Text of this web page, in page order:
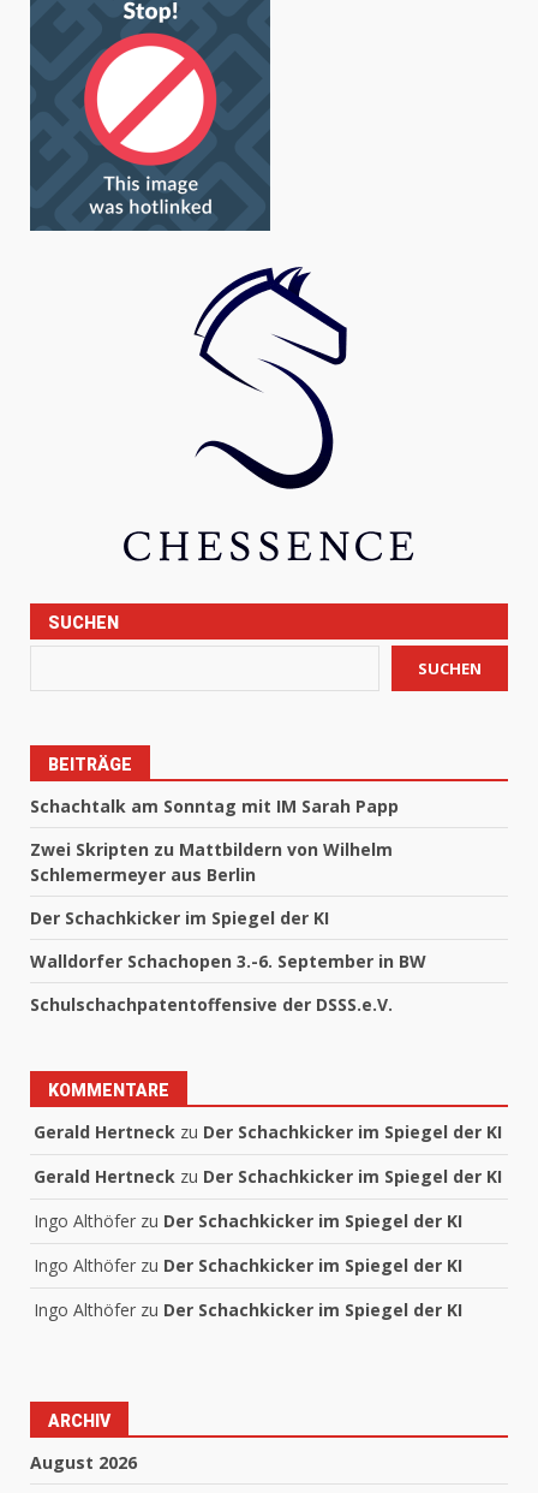
SUCHEN
SUCHEN
BEITRÄGE
Schachtalk am Sonntag mit IM Sarah Papp
Zwei Skripten zu Mattbildern von Wilhelm
Schlemermeyer aus Berlin
Der Schachkicker im Spiegel der KI
Walldorfer Schachopen 3.-6. September in BW
Schulschachpatentoffensive der DSSS.e.V.
KOMMENTARE
Gerald Hertneck zu Der Schachkicker im Spiegel der KI
Gerald Hertneck zu Der Schachkicker im Spiegel der KI
Ingo Althöfer zu Der Schachkicker im Spiegel der KI
Ingo Althöfer zu Der Schachkicker im Spiegel der KI
Ingo Althöfer zu Der Schachkicker im Spiegel der KI
ARCHIV
August 2026